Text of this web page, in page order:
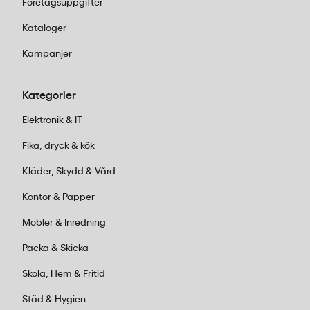
plats.
Automatisk matning (autofeed):
och göra annat medan dokumenten
malas ner. Sparar enormt mycket tid i
kontor där många dokument ska förstöras
600 P5 klarar exempelvis hela buntar utan
att du behöver stå och vänta.
världar. Automatisk matning för stora
volymer, plus en manuell lucka för snabba
Flexibelt och praktiskt för de flesta
kontorsmiljöer.
Företagsuppgifter
Kataloger
Kampanjer
Kategorier
Elektronik & IT
Fika, dryck & kök
Kläder, Skydd & Vård
Kontor & Papper
Möbler & Inredning
Packa & Skicka
Skola, Hem & Fritid
Städ & Hygien